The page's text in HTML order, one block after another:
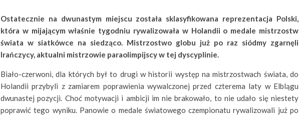
Ostatecznie na dwunastym miejscu została sklasyfikowana reprezentacja Polski,
która w mijającym właśnie tygodniu rywalizowała w Holandii o medale mistrzostw
świata w siatkówce na siedząco. Mistrzostwo globu już po raz siódmy zgarnęli
Irańczycy, aktualni mistrzowie paraolimpijscy w tej dyscyplinie.
Biało-czerwoni, dla których był to drugi w historii występ na mistrzostwach świata, do
Holandii przybyli z zamiarem poprawienia wywalczonej przed czterema laty w Elblągu
dwunastej pozycji. Choć motywacji i ambicji im nie brakowało, to nie udało się niestety
poprawić tego wyniku. Panowie o medale światowego czempionatu rywalizowali już po